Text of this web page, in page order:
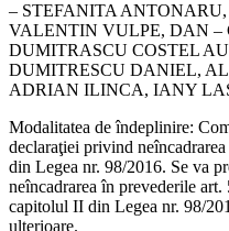
– STEFANITA
VALENTIN VULPE, DAN –
DUMITRASCU COSTEL
DUMITRESCU DANIEL,
ADRIAN ILINCA, IANY
Modalitatea de îndeplinire:
declaraţiei privind
din Legea nr. 98/2016. Se va
neîncadrarea în prevederile
capitolul II din Legea nr. 98/
ulterioare.